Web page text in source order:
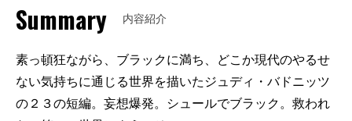
Summary 内容紹介
素っ頓狂ながら、ブラックに満ち、どこか現代のやるせ
ない気持ちに通じる世界を描いたジュディ・バドニッツ
の２３の短編。妄想爆発。シュールでブラック。救われ